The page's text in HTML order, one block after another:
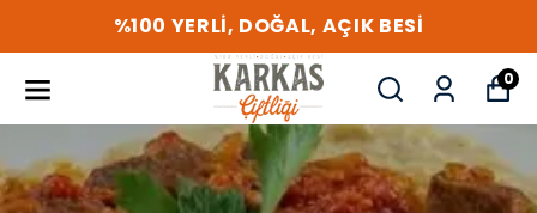
%100 YERLİ, DOĞAL, AÇIK BESİ
0